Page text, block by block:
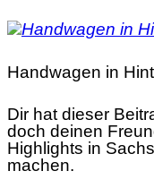
Handwagen in
Dir hat dieser
doch deinen
Highlights in
machen.